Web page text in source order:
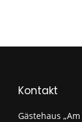
Kontakt
Gästehaus